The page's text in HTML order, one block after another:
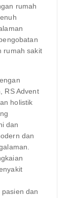
rumah
rumah sakit
RS Advent
holistik
dan
dan
dan